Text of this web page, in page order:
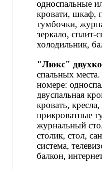
односпальные
кровати, шкаф,
тумбочки,
зеркало, сплит-
холодильник,
"Люкс"
спальных
номере:
двуспальная
кровать,
прикроватные
журнальный
столик, стол,
система,
балкон,